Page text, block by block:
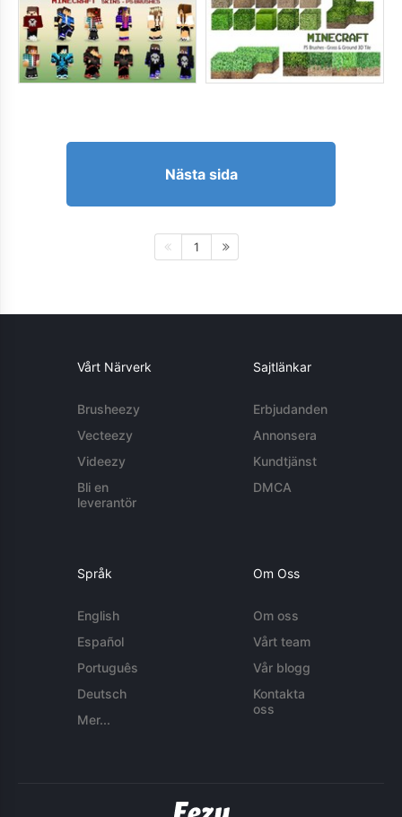
Nästa sida
1
Vårt Närverk
Brusheezy
Vecteezy
Videezy
Bli en
leverantör
Sajtlänkar
Erbjudanden
Annonsera
Kundtjänst
DMCA
Språk
English
Español
Português
Deutsch
Mer...
Om Oss
Om oss
Vårt team
Vår blogg
Kontakta
oss